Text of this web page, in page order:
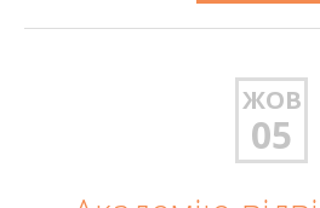
ЖОВ
05